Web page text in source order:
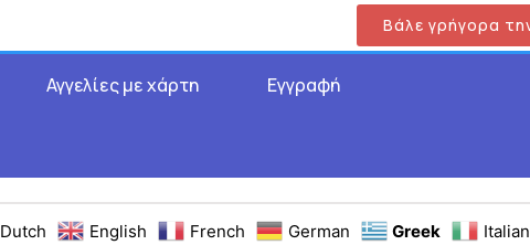
Βάλε γρήγορα
Αγγελίες με χάρτη Εγγραφή
Dutch English French German Greek Italian